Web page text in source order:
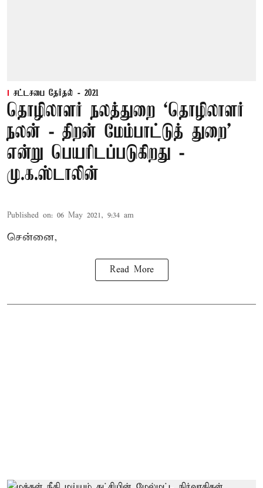
சட்டசபை தேர்தல் - 2021
தொழிலாளர் நலத்துறை ‘தொழிலாளர்
நலன் - திறன் மேம்பாட்டுத் துறை’
என்று பெயரிடப்படுகிறது -
மு.க.ஸ்டாலின்
Published on: 06 May 2021, 9:34 am
சென்னை,
Read More